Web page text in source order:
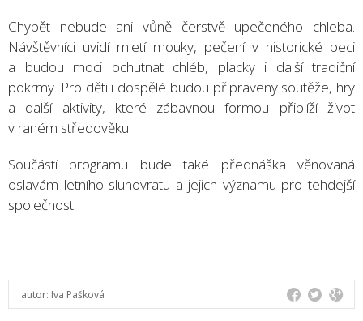
Chybět nebude ani vůně čerstvě upečeného chleba.
Návštěvníci uvidí mletí mouky, pečení v historické peci
a budou moci ochutnat chléb, placky i další tradiční
pokrmy. Pro děti i dospělé budou připraveny soutěže, hry
a další aktivity, které zábavnou formou přiblíží život
v raném středověku.
Součástí programu bude také přednáška věnovaná
oslavám letního slunovratu a jejich významu pro tehdejší
společnost.
autor: Iva Pašková